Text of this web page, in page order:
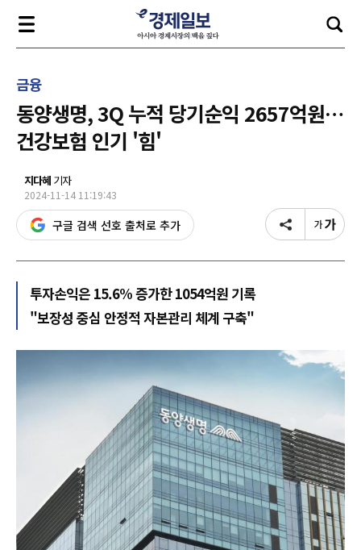
금융
동양생명, 3Q 누적 당기순익 2657억원…
건강보험 인기 '힘'
지다혜 기자
2024-11-14 11:19:43
구글 검색 선호 출처로 추가
투자손익은 15.6% 증가한 1054억원 기록
"보장성 중심 안정적 자본관리 체계 구축"